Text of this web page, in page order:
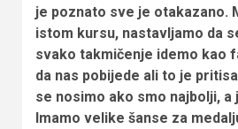
je poznato sve je otakazano.
istom kursu, nastavljamo da
svako takmičenje idemo kao
da nas pobijede ali to je
se nosimo ako smo najbolji, a
Imamo velike šanse za